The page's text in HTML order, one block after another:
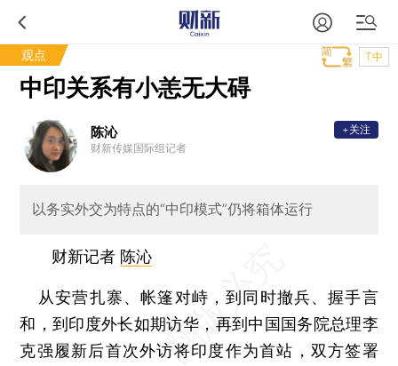
观点 T中
中印关系有小恙无大碍
陈沁
财新传媒国际组记者
+关注
以务实外交为特点的“中印模式”仍将箱体运行
财新记者 陈沁
从安营扎寨、帐篷对峙，到同时撤兵、握手言
和，到印度外长如期访华，再到中国国务院总理李
克强履新后首次外访将印度作为首站，双方签署